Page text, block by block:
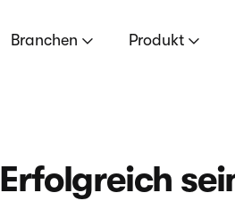
Branchen Produkt
Erfolgreich